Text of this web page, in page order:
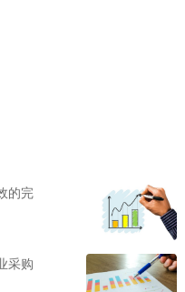
的完
采购